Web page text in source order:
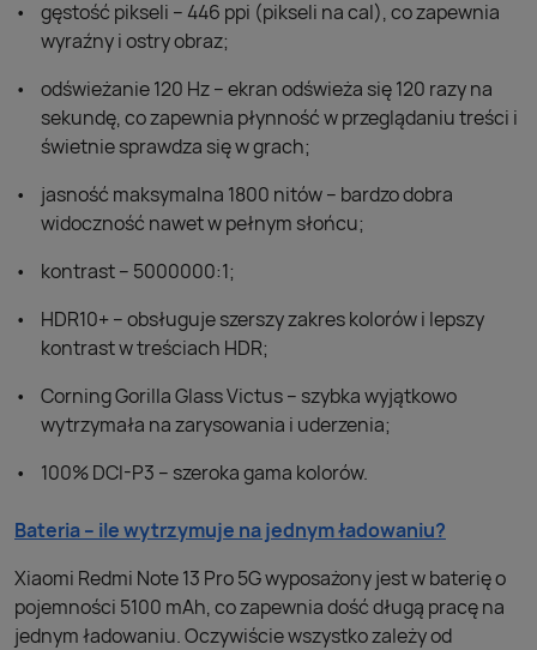
gęstość pikseli – 446 ppi (pikseli na cal), co zapewnia
wyraźny i ostry obraz;
odświeżanie 120 Hz – ekran odświeża się 120 razy na
sekundę, co zapewnia płynność w przeglądaniu treści i
świetnie sprawdza się w grach;
jasność maksymalna 1800 nitów – bardzo dobra
widoczność nawet w pełnym słońcu;
kontrast – 5000000:1;
HDR10+ – obsługuje szerszy zakres kolorów i lepszy
kontrast w treściach HDR;
Corning Gorilla Glass Victus – szybka wyjątkowo
wytrzymała na zarysowania i uderzenia;
100% DCI-P3 – szeroka gama kolorów.
Bateria – ile wytrzymuje na jednym ładowaniu?
Xiaomi Redmi Note 13 Pro 5G wyposażony jest w baterię o
pojemności 5100 mAh, co zapewnia dość długą pracę na
jednym ładowaniu. Oczywiście wszystko zależy od